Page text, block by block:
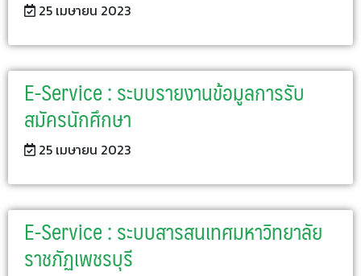
25 เมษายน 2023
E-Service : ระบบรายงานข้อมูลการรับ
สมัครนักศึกษา
25 เมษายน 2023
E-Service : ระบบสารสนเทศมหาวิทยาลัย
ราชภัฏเพชรบุรี